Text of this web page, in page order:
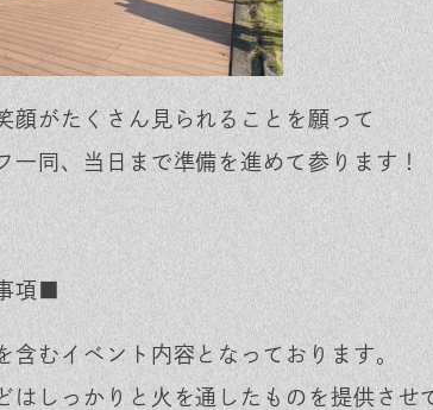
顔がたくさん見られることを願って
一同、当日まで準備を進めて参ります！
項■
含むイベント内容となっております。
はしっかりと火を通したものを提供させ